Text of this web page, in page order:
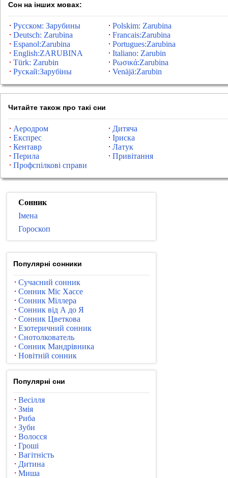
Сон на інших мовах:
Русском: Зарубины
Polskim: Zarubina
Deutsch: Zarubina
Francais:Zarubina
Espanol:Zarubina
Portugues:Zarubina
English:ZARUBINA
Italiano: Zarubin
Türk: Zarubin
Ρωσικά:Zarubina
Рускай:Зарубіны
Venäjä:Zarubin
Читайте також про такі сни
Аеродром
Дитяча
Експрес
Іриска
Кентавр
Латук
Перила
Привітання
Профспілкові справи
Сонник
Імена
Гороскоп
Популярні сонники
Сучасний сонник
Сонник Міс Хассе
Сонник Міллера
Сонник від А до Я
Сонник Цветкова
Езотеричний сонник
Снотолкователь
Сонник Мандрівника
Новітній сонник
Популярні сни
Весілля
Змія
Риба
Зуби
Волосся
Гроші
Вагітність
Дитина
Миша